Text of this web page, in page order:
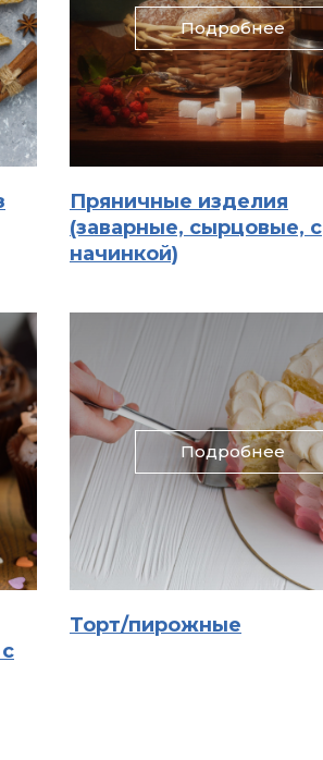
Подробнее
Пряничные изделия
(заварные, сырцовые, с
начинкой)
Подробнее
Торт/пирожные